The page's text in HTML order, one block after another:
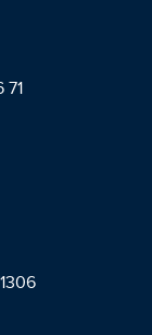
71